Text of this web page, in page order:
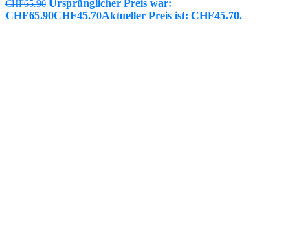
CHF65.90 Ursprünglicher Preis war:
CHF65.90CHF45.70Aktueller Preis ist: CHF45.70.